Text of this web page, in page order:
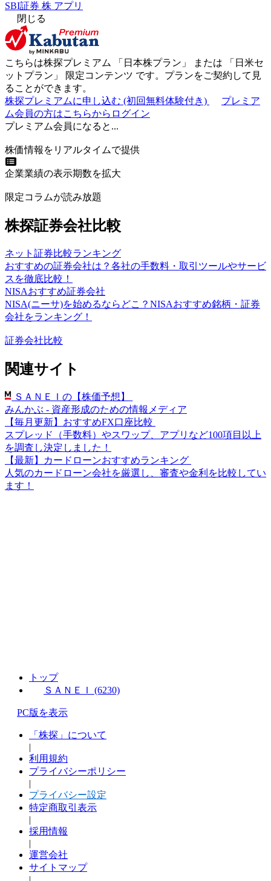
SBI証券 株 アプリ
閉じる
こちらは株探プレミアム 「 日本株プラン 」 または 「 日米セ
ットプラン 」 限定コンテンツ です。プランをご契約して見
ることができます。
株探プレミアムに申し込む (初回無料体験付き)
プレミア
ム会員の方はこちらからログイン
プレミアム会員になると...
株価情報をリアルタイムで提供
企業業績の表示期数を拡大
限定コラムが読み放題
株探証券会社比較
ネット証券比較ランキング
おすすめの証券会社は？各社の手数料・取引ツールやサービ
スを徹底比較！
NISAおすすめ証券会社
NISA(ニーサ)を始めるならどこ？NISAおすすめ銘柄・証券
会社をランキング！
証券会社比較
関連サイト
ＳＡＮＥＩの【株価予想】
みんかぶ - 資産形成のための情報メディア
【毎月更新】おすすめFX口座比較
スプレッド（手数料）やスワップ、アプリなど100項目以上
を調査し決定しました！
【最新】カードローンおすすめランキング
人気のカードローン会社を厳選し、審査や金利を比較してい
ます！
トップ
ＳＡＮＥＩ (6230)
PC版を表示
「株探」について
|
利用規約
プライバシーポリシー
|
プライバシー設定
特定商取引表示
|
採用情報
|
運営会社
サイトマップ